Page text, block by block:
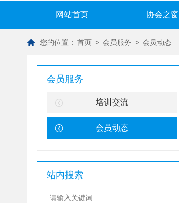
网站首页 协会之窗
您的位置： 首页 > 会员服务 > 会员动态
会员服务
培训交流
会员动态
站内搜索